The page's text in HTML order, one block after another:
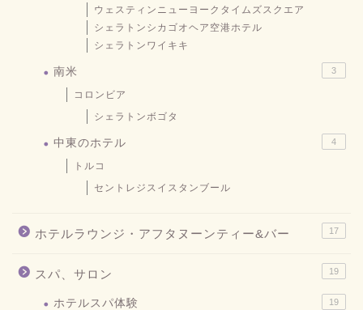
ウェスティンニューヨークタイムズスクエア
シェラトンシカゴオヘア空港ホテル
シェラトンワイキキ
南米 3
コロンビア
シェラトンボゴタ
中東のホテル 4
トルコ
セントレジスイスタンブール
ホテルラウンジ・アフタヌーンティー&バー 17
スパ、サロン 19
ホテルスパ体験 19